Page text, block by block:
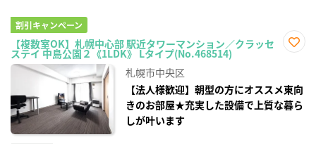
割引キャンペーン
【複数室OK】札幌中心部 駅近タワーマンション／クラッセ
ステイ 中島公園２《1LDK》 Lタイプ(No.468514)
録
札幌市中央区
【法人様歓迎】朝型の方にオススメ東向
きのお部屋★充実した設備で上質な暮ら
しが叶います